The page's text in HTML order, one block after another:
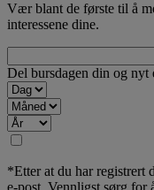
Vær blant de første til å
interessene dine.
Del bursdagen din og nyt
*Etter at du har registrert
e-post. Vennligst sørg for